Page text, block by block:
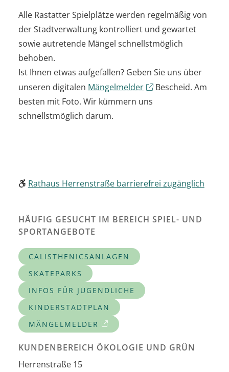
Alle Rastatter Spielplätze werden regelmäßig von
der Stadtverwaltung kontrolliert und gewartet
sowie autretende Mängel schnellstmöglich
behoben.
Ist Ihnen etwas aufgefallen? Geben Sie uns über
unseren digitalen Mängelmelder
Bescheid. Am
besten mit Foto. Wir kümmern uns
schnellstmöglich darum.
Rathaus Herrenstraße barrierefrei zugänglich
HÄUFIG GESUCHT IM BEREICH SPIEL- UND
SPORTANGEBOTE
CALISTHENICSANLAGEN
SKATEPARKS
INFOS FÜR JUGENDLICHE
KINDERSTADTPLAN
MÄNGELMELDER
KUNDENBEREICH ÖKOLOGIE UND GRÜN
Herrenstraße 15